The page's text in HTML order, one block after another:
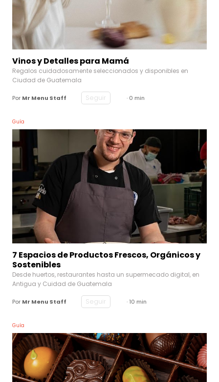
Vinos y Detalles para Mamá
Regalos cuidadosamente seleccionados y disponibles en
Ciudad de Guatemala
Por Mr Menu Staff Seguir · 0 min
Guía
7 Espacios de Productos Frescos, Orgánicos y
Sostenibles
Desde huertos, restaurantes hasta un supermecado digital, en
Antigua y Cuidad de Guatemala
Por Mr Menu Staff Seguir · 10 min
Guía